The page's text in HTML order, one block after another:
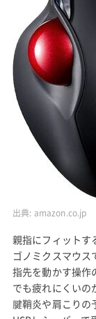
出典: amazon.co.jp
親指にフィットす
ゴノミクスマウス
指先を動かす操作
でも疲れにくいの
腱鞘炎や肩こりの